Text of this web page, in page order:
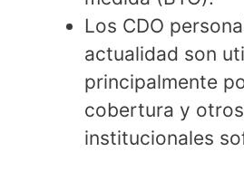
Los CDO
actualidad son
principalmente
cobertura y
institucionales